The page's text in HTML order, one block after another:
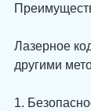
Лазерное
другими
1.